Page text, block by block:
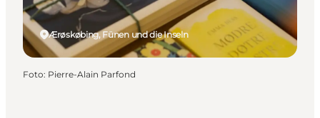
Ærøskøbing, Fünen und die Inseln
Foto: Pierre-Alain Parfond